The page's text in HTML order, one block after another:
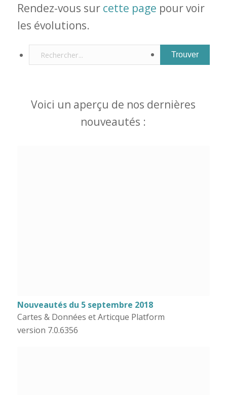
Rendez-vous sur cette page pour voir
les évolutions.
Voici un aperçu de nos dernières
nouveautés :
Nouveautés du 5 septembre 2018
Cartes & Données et Articque Platform
version 7.0.6356